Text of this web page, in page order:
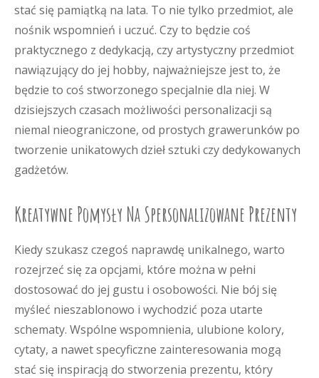
stać się pamiątką na lata. To nie tylko przedmiot, ale
nośnik wspomnień i uczuć. Czy to będzie coś
praktycznego z dedykacją, czy artystyczny przedmiot
nawiązujący do jej hobby, najważniejsze jest to, że
będzie to coś stworzonego specjalnie dla niej. W
dzisiejszych czasach możliwości personalizacji są
niemal nieograniczone, od prostych grawerunków po
tworzenie unikatowych dzieł sztuki czy dedykowanych
gadżetów.
Kreatywne Pomysły Na Spersonalizowane Prezenty
Kiedy szukasz czegoś naprawdę unikalnego, warto
rozejrzeć się za opcjami, które można w pełni
dostosować do jej gustu i osobowości. Nie bój się
myśleć nieszablonowo i wychodzić poza utarte
schematy. Wspólne wspomnienia, ulubione kolory,
cytaty, a nawet specyficzne zainteresowania mogą
stać się inspiracją do stworzenia prezentu, który